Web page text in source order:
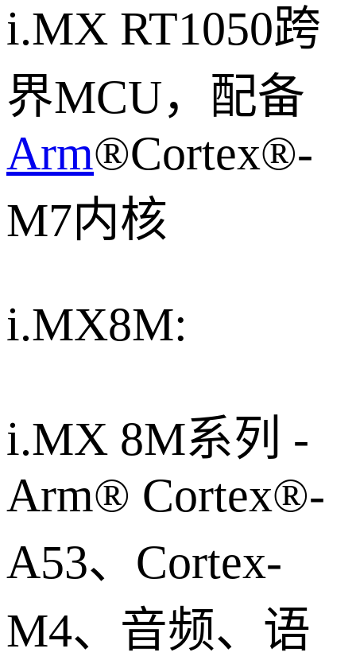
i.MX RT1050跨
界MCU，配备
Arm®Cortex®-
M7内核
i.MX8M:
i.MX 8M系列 -
Arm® Cortex®-
A53、Cortex-
M4、音频、语